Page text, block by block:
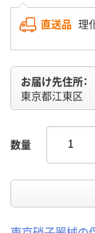
直送品 理
お届け先住所：
東京都江東区
数量